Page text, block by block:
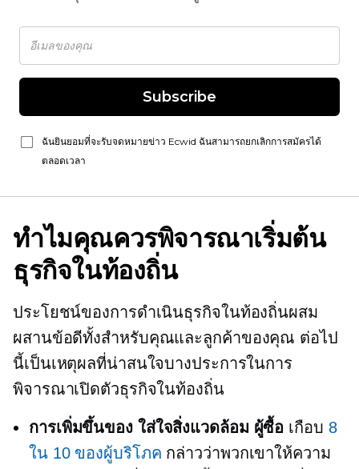
Subscribe
ฉันยินยอมที่จะรับจดหมายข่าว Ecwid ฉันสามารถยกเลิกการสมัครได้
ตลอดเวลา
ทำไมคุณควรพิจารณาเริ่มต้น
ธุรกิจในท้องถิ่น
ประโยชน์ของการดำเนินธุรกิจในท้องถิ่นผสม
ผสานข้อดีทั้งสำหรับคุณและลูกค้าของคุณ ต่อไป
นี้เป็นเหตุผลที่น่าสนใจบางประการในการ
พิจารณาเปิดตัวธุรกิจในท้องถิ่น
การเพิ่มขึ้นของ ใส่ใจสิ่งแวดล้อม ผู้ซื้อ เกือบ 8
ใน 10 ของผู้บริโภค กล่าวว่าพวกเขาให้ความ